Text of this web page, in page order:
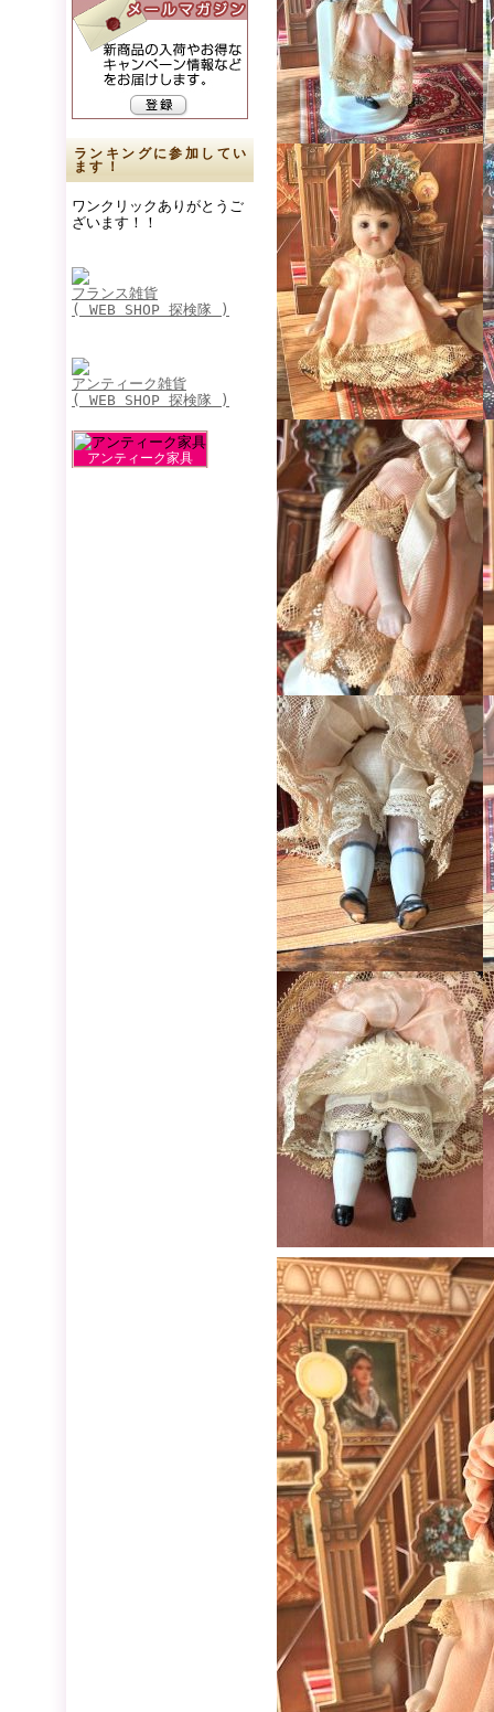
ランキングに参加してい
ます！
ワンクリックありがとうご
ざいます！！
フランス雑貨
( WEB SHOP 探検隊 )
アンティーク雑貨
( WEB SHOP 探検隊 )
アンティーク家具